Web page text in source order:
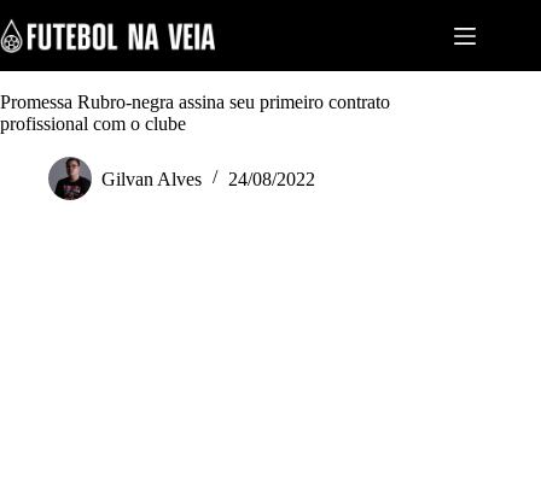
k
i
p
t
o
c
Promessa Rubro-negra assina seu primeiro contrato
profissional com o clube
Gilvan Alves 24/08/2022